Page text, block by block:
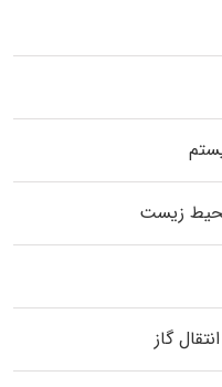
زیست
گاز